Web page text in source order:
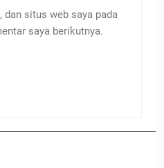
dan situs web saya pada
saya berikutnya.